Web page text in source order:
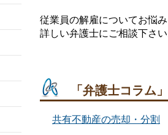
従業員の解雇についてお悩
詳しい弁護士にご相談下さい
「弁護士コラム
共有不動産の売却・分割